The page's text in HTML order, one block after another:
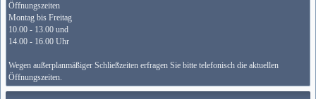
Öffnungszeiten
Montag bis Freitag
10.00 - 13.00 und
14.00 - 16.00 Uhr
Wegen außerplanmäßiger Schließzeiten erfragen Sie bitte telefonisch die aktuellen
Öffnungszeiten.